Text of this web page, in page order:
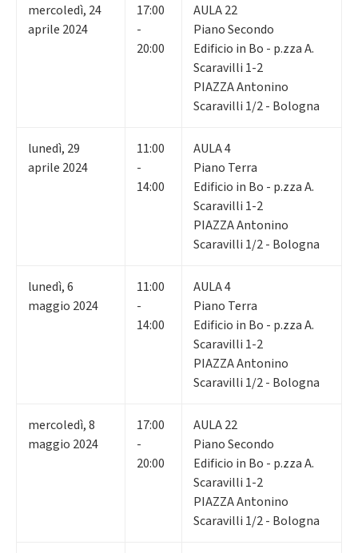
mercoledì, 24
aprile 2024
17:00
-
20:00
AULA 22
Piano Secondo
Edificio in Bo - p.zza A.
Scaravilli 1-2
PIAZZA Antonino
Scaravilli 1/2 - Bologna
lunedì, 29
aprile 2024
11:00
-
14:00
AULA 4
Piano Terra
Edificio in Bo - p.zza A.
Scaravilli 1-2
PIAZZA Antonino
Scaravilli 1/2 - Bologna
lunedì,6
maggio 2024
11:00
-
14:00
AULA 4
Piano Terra
Edificio in Bo - p.zza A.
Scaravilli 1-2
PIAZZA Antonino
Scaravilli 1/2 - Bologna
mercoledì,8
maggio 2024
17:00
-
20:00
AULA 22
Piano Secondo
Edificio in Bo - p.zza A.
Scaravilli 1-2
PIAZZA Antonino
Scaravilli 1/2 - Bologna